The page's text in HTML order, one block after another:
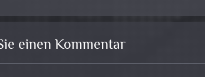
einen Kommentar